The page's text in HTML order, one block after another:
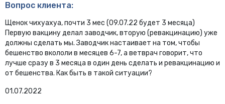
Вопрос клиента:
Щенок чихуахуа, почти 3 мес (09.07.22 будет 3 месяца)
Первую вакцину делал заводчик, вторую (ревакцинацию) уже
должны сделать мы. Заводчик настаивает на том, чтобы
бешенство вкололи в месяцев 6-7, а ветврач говорит, что
лучше сразу в 3 месяца в один день сделать и ревакцинацию и
от бешенства. Как быть в такой ситуации?
01.07.2022